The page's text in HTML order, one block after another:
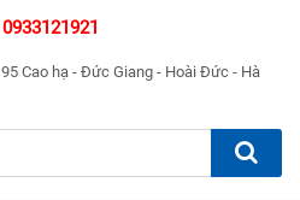
0933121921
95 Cao hạ - Đức Giang - Hoài Đức - Hà